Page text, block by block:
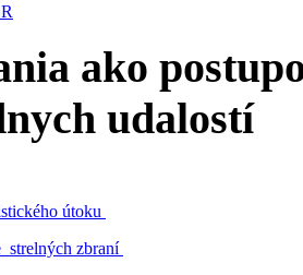
ako
udalostí
útoku
strelných zbraní